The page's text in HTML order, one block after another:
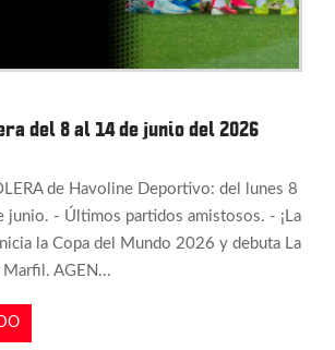
del 8 al 14 de junio del 2026
de Havoline Deportivo: del lunes 8
junio. - Últimos partidos amistosos. - ¡La
la Copa del Mundo 2026 y debuta La
Marfil. AGEN...